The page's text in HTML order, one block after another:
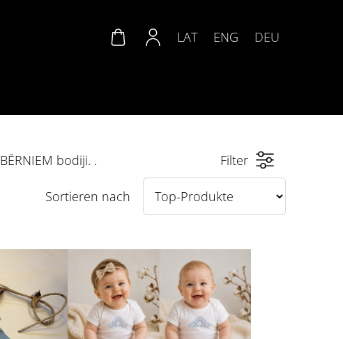
LAT ENG DEU
bodiji. . Filter
Sortieren nach